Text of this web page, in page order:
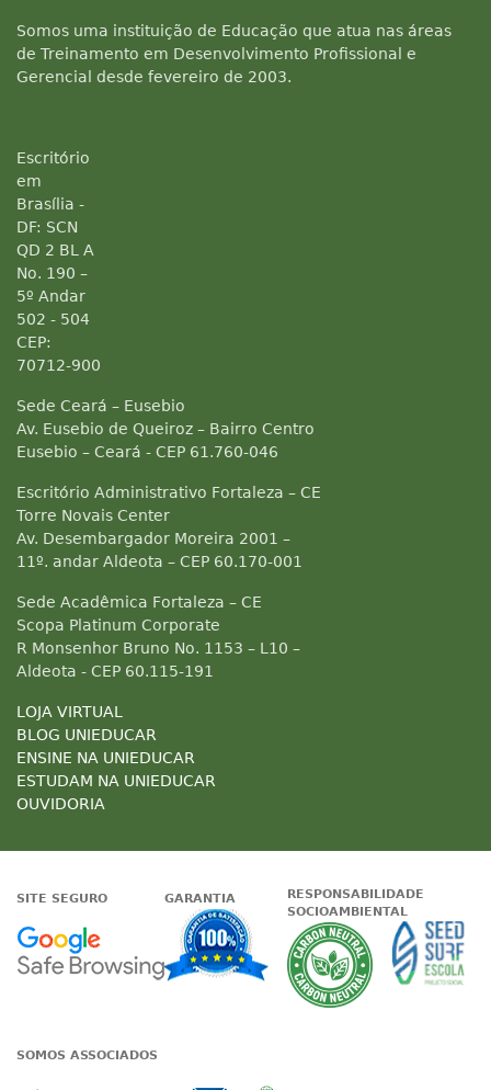
Somos uma instituição de Educação que atua nas áreas
de Treinamento em Desenvolvimento Profissional e
Gerencial desde fevereiro de 2003.
Escritório
em
Brasília -
DF: SCN
QD 2 BL A
No. 190 –
5º Andar
502 - 504
CEP:
70712-900
Sede Ceará – Eusebio
Av. Eusebio de Queiroz – Bairro Centro
Eusebio – Ceará - CEP 61.760-046
Escritório Administrativo Fortaleza – CE
Torre Novais Center
Av. Desembargador Moreira 2001 –
11º. andar Aldeota – CEP 60.170-001
Sede Acadêmica Fortaleza – CE
Scopa Platinum Corporate
R Monsenhor Bruno No. 1153 – L10 –
Aldeota - CEP 60.115-191
LOJA VIRTUAL
BLOG UNIEDUCAR
ENSINE NA UNIEDUCAR
ESTUDAM NA UNIEDUCAR
OUVIDORIA
SITE SEGURO
Google - Status do site no
GARANTIA
Garantia de
RESPONSABILIDADE
SOCIOAMBIENTAL
A
SOMOS ASSOCIADOS